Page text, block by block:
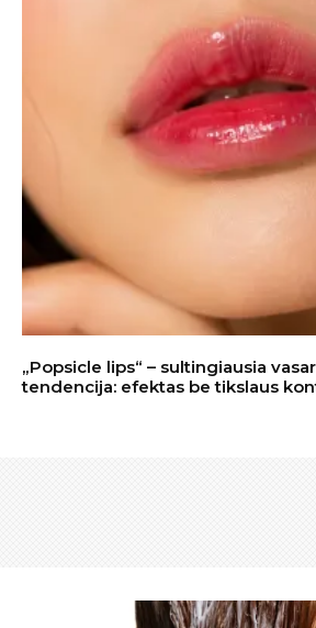
„Popsicle lips“ – sultingiausia
tendencija: efektas be tikslaus